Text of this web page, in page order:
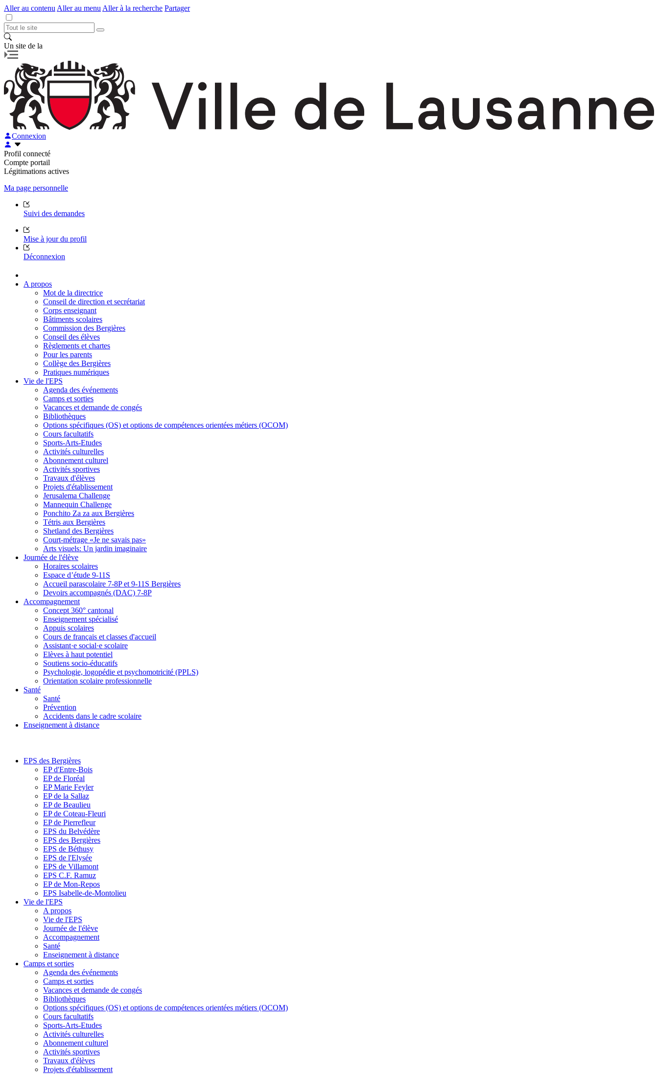
Aller au contenu Aller au menu Aller à la recherche Partager
Un site de la
Connexion
Profil connecté
Compte portail
Légitimations actives
Ma page personnelle
Suivi des demandes
Mise à jour du profil
Déconnexion
A propos
Mot de la directrice
Conseil de direction et secrétariat
Corps enseignant
Bâtiments scolaires
Commission des Bergières
Conseil des élèves
Règlements et chartes
Pour les parents
Collège des Bergières
Pratiques numériques
Vie de l'EPS
Agenda des événements
Camps et sorties
Vacances et demande de congés
Bibliothèques
Options spécifiques (OS) et options de compétences orientées métiers (OCOM)
Cours facultatifs
Sports-Arts-Etudes
Activités culturelles
Abonnement culturel
Activités sportives
Travaux d'élèves
Projets d'établissement
Jerusalema Challenge
Mannequin Challenge
Ponchito Za za aux Bergières
Tétris aux Bergières
Shetland des Bergières
Court-métrage «Je ne savais pas»
Arts visuels: Un jardin imaginaire
Journée de l'élève
Horaires scolaires
Espace d’étude 9-11S
Accueil parascolaire 7-8P et 9-11S Bergières
Devoirs accompagnés (DAC) 7-8P
Accompagnement
Concept 360° cantonal
Enseignement spécialisé
Appuis scolaires
Cours de français et classes d'accueil
Assistant·e social·e scolaire
Elèves à haut potentiel
Soutiens socio-éducatifs
Psychologie, logopédie et psychomotricité (PPLS)
Orientation scolaire professionnelle
Santé
Santé
Prévention
Accidents dans le cadre scolaire
Enseignement à distance
EPS des Bergières
EP d'Entre-Bois
EP de Floréal
EP Marie Feyler
EP de la Sallaz
EP de Beaulieu
EP de Coteau-Fleuri
EP de Pierrefleur
EPS du Belvédère
EPS des Bergières
EPS de Béthusy
EPS de l'Elysée
EPS de Villamont
EPS C.F. Ramuz
EP de Mon-Repos
EPS Isabelle-de-Montolieu
Vie de l'EPS
A propos
Vie de l'EPS
Journée de l'élève
Accompagnement
Santé
Enseignement à distance
Camps et sorties
Agenda des événements
Camps et sorties
Vacances et demande de congés
Bibliothèques
Options spécifiques (OS) et options de compétences orientées métiers (OCOM)
Cours facultatifs
Sports-Arts-Etudes
Activités culturelles
Abonnement culturel
Activités sportives
Travaux d'élèves
Projets d'établissement